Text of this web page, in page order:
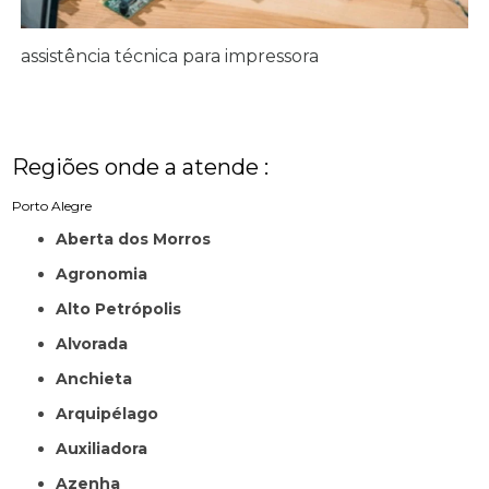
assistência técnica para impressora
Regiões onde a atende :
Porto Alegre
Aberta dos Morros
Agronomia
Alto Petrópolis
Alvorada
Anchieta
Arquipélago
Auxiliadora
Azenha